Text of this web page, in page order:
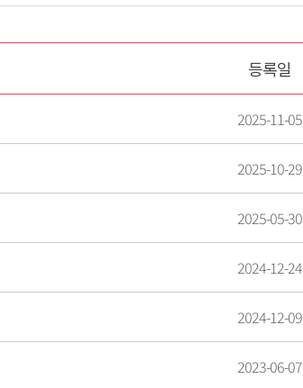
등록일
2025-11-05
2025-10-29
2025-05-30
2024-12-24
2024-12-09
2023-06-07